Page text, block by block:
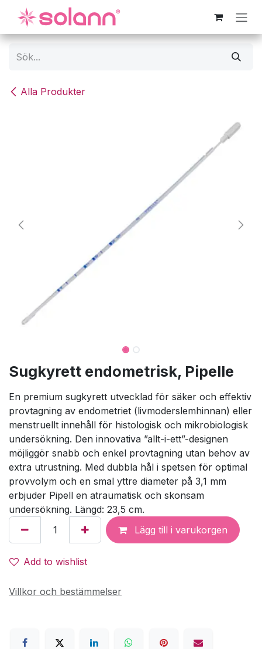
Hoppa till innehåll
Alla Produkter
Sugkyrett endometrisk, Pipelle
En premium sugkyrett utvecklad för säker och effektiv
provtagning av endometriet (livmoderslemhinnan) eller
menstruellt innehåll för histologisk och mikrobiologisk
undersökning. Den innovativa ”allt-i-ett”-designen
möjliggör snabb och enkel provtagning utan behov av
extra utrustning. Med dubbla hål i spetsen för optimal
provvolym och en smal yttre diameter på 3,1 mm
erbjuder Pipell en atraumatisk och skonsam
undersökning. Längd: 23,5 cm.
Lägg till i varukorgen
Add to wishlist
Villkor och bestämmelser